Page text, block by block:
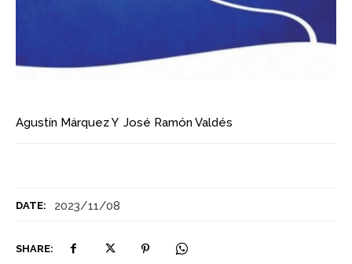
DATE: 2023/11/08
SHARE:
Agustín MárquezY José Ramón Valdés